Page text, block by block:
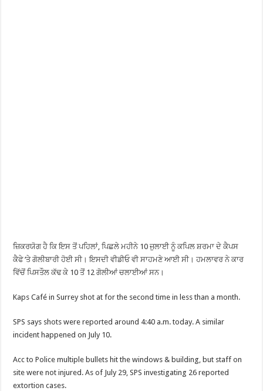
ਜ਼ਿਕਰਯੋਗ ਹੈ ਕਿ ਇਸ ਤੋਂ ਪਹਿਲਾਂ, ਪਿਛਲੇ ਮਹੀਨੇ 10 ਜੁਲਾਈ ਨੂੰ ਕਪਿਲ ਸ਼ਰਮਾ ਦੇ ਕੈਪਸ
ਕੈਫੇ ‘ਤੇ ਗੋਲੀਬਾਰੀ ਹੋਈ ਸੀ। ਇਸਦੀ ਵੀਡੀਓ ਵੀ ਸਾਹਮਣੇ ਆਈ ਸੀ। ਹਮਲਾਵਰ ਨੇ ਕਾਰ
ਵਿੱਚੋਂ ਪਿਸਤੌਲ ਕੱਢ ਕੇ 10 ਤੋਂ 12 ਗੋਲੀਆਂ ਚਲਾਈਆਂ ਸਨ।
Kaps Café in Surrey shot at for the second time in less than a month.
SPS says shots were reported around 4:40 a.m. today. A similar
incident happened on July 10.
Acc to Police multiple bullets hit the windows & building, but staff on
site were not injured. As of July 29, SPS investigating 26 reported
extortion cases.